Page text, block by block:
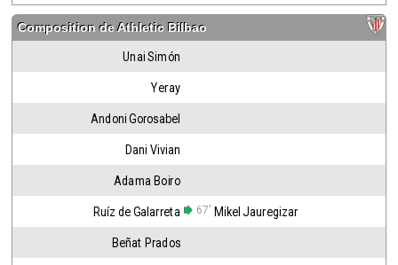
Composition deAthletic Bilbao
Unai Simón
Yeray
Andoni Gorosabel
Dani Vivian
Adama Boiro
Ruíz de Galarreta 67' Mikel Jauregizar
Beñat Prados